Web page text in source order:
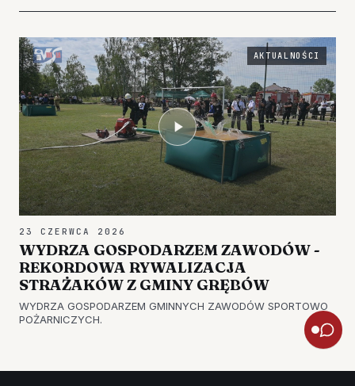
AKTUALNOŚCI
23 CZERWCA 2026
WYDRZA GOSPODARZEM ZAWODÓW -
REKORDOWA RYWALIZACJA
STRAŻAKÓW Z GMINY GRĘBÓW
WYDRZA GOSPODARZEM GMINNYCH ZAWODÓW SPORTOWO
POŻARNICZYCH.